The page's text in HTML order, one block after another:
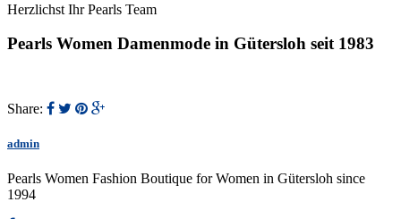
Herzlichst Ihr Pearls Team
Pearls Women Damenmode in Gütersloh seit 1983
Share:
admin
Pearls Women Fashion Boutique for Women in Gütersloh since
1994